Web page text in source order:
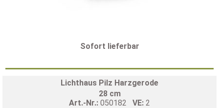
Sofort lieferbar
Lichthaus Pilz Harzgerode
28 cm
Art.-Nr.: 050182 VE: 2